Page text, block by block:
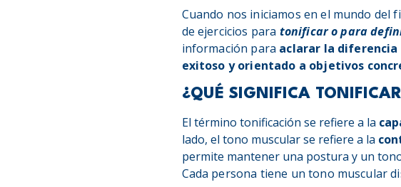
Cuando nos iniciamos en el mundo del
de ejercicios para tonificar o para
información para aclarar la
exitoso y orientado a objetivos
¿QUÉ SIGNIFICA
El término tonificación se refiere a la
lado, el tono muscular se refiere a la
permite mantener una postura y un
Cada persona tiene un tono muscular